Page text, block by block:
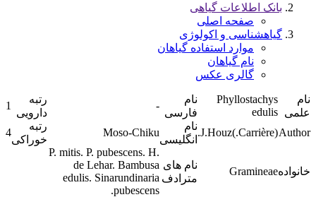
بانک اطلاعات گیاهی
صفحه اصلی
گیاهشناسی و اکولوژی
موارد استفاده گیاهان
نام گیاهان
گالری عکس
نام
علمی
Phyllostachys
edulis
نام
فارسی
-
رتبه
دارویی
1
Author
(Carrière.)J.Houz.
نام
انگلیسی
Moso-Chiku
رتبه
خوراکی
4
خانوادهGramineae
نام های
مترادف
P. mitis. P. pubescens. H.
de Lehar. Bambusa
edulis. Sinarundinaria
pubescens.